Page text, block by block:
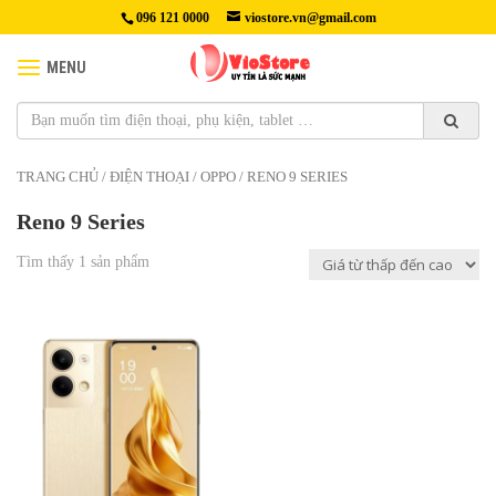
096 121 0000 viostore.vn@gmail.com
MENU
TRANG CHỦ / ĐIỆN THOẠI / OPPO / RENO 9 SERIES
Reno 9 Series
Tìm thấy 1 sản phẩm
6,190,000₫
Màn hình: AMOLED, 1B màu,
120Hz, HDR10+, 500 nit (typ),
800 nit (HBM), 950 nit (cao
Kích cỡ : 6,7 inch Full HD+,